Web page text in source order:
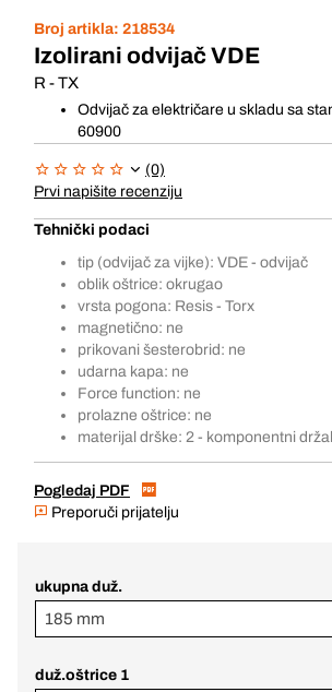
Broj artikla: 218534
Izolirani odvijač VDE
R - TX
Odvijač za električare u skladu sa
60900
(0)
Prvi napišite recenziju
Tehnički podaci
tip (odvijač za vijke): VDE - odvijač
oblik oštrice: okrugao
vrsta pogona: Resis - Torx
magnetično: ne
prikovani šesterobrid: ne
udarna kapa: ne
Force function: ne
prolazne oštrice: ne
materijal drške: 2 - komponentni
Pogledaj PDF
Preporuči prijatelju
ukupna duž.
185 mm
duž.oštrice 1